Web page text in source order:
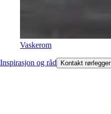
Vaskerom
Inspirasjon og råd Kontakt rørlegger